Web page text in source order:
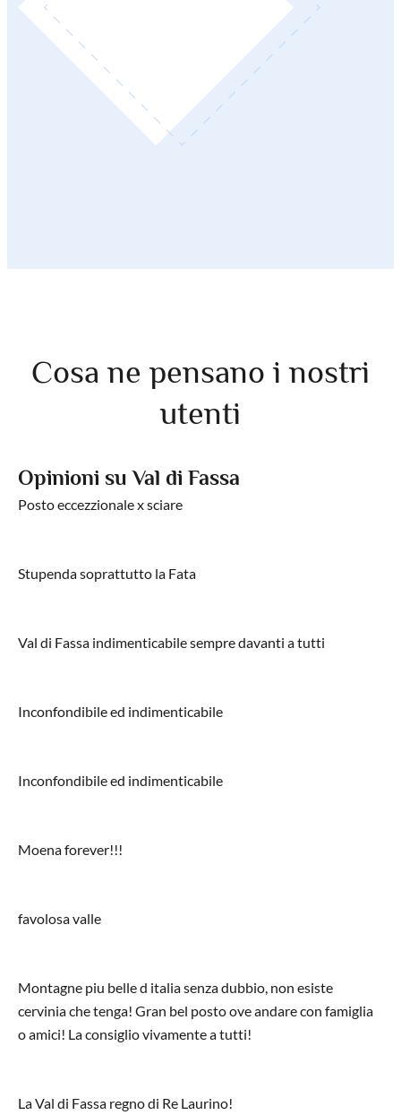
Cosa ne pensano i nostri
utenti
Opinioni su Val di Fassa
Posto eccezzionale x sciare
Stupenda soprattutto la Fata
Val di Fassa indimenticabile sempre davanti a tutti
Inconfondibile ed indimenticabile
Inconfondibile ed indimenticabile
Moena forever!!!
favolosa valle
Montagne piu belle d italia senza dubbio, non esiste
cervinia che tenga! Gran bel posto ove andare con famiglia
o amici! La consiglio vivamente a tutti!
La Val di Fassa regno di Re Laurino!